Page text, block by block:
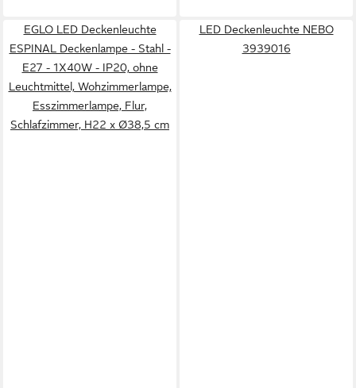
EGLO LED Deckenleuchte
ESPINAL Deckenlampe - Stahl -
E27 - 1X40W - IP20, ohne
Leuchtmittel, Wohzimmerlampe,
Esszimmerlampe, Flur,
Schlafzimmer, H22 x Ø38,5 cm
LED Deckenleuchte NEBO
3939016